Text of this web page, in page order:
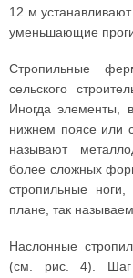
12 м
уменьшающие
Стропильные
сельского
Иногда элементы,
нижнем поясе или
называют
более сложных
стропильные
плане, так
Наслонные
(см. рис. 4). Шаг